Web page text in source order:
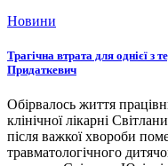
Новини
Трагічна втрата для однієї з
Придаткевич
Обірвалось життя
клінічної лікарні
після важкої хвороби
травматологічного